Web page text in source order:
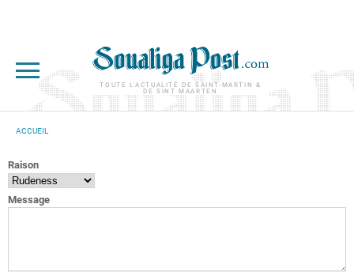
TOUTE L'ACTUALITÉ DE SAINT-MARTIN &
DE SINT MAARTEN
ACCUEIL
Raison
Message